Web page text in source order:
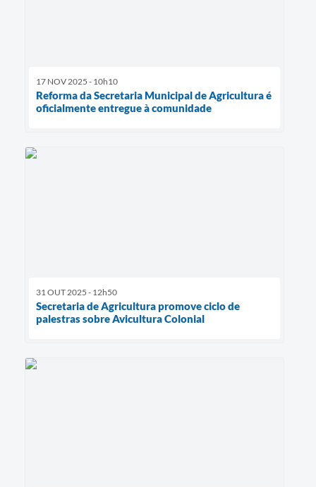
17 NOV 2025 - 10h10
Reforma da Secretaria Municipal de Agricultura é
oficialmente entregue à comunidade
31 OUT 2025 - 12h50
Secretaria de Agricultura promove ciclo de
palestras sobre Avicultura Colonial